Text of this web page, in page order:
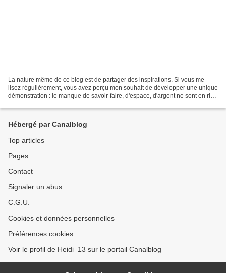
La nature même de ce blog est de partager des inspirations. Si vous me
lisez régulièrement, vous avez perçu mon souhait de développer une unique
démonstration : le manque de savoir-faire, d'espace, d'argent ne sont en rien
Hébergé par Canalblog
Top articles
Pages
Contact
Signaler un abus
C.G.U.
Cookies et données personnelles
Préférences cookies
Voir le profil de Heidi_13 sur le portail Canalblog